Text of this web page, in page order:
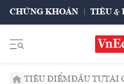
CHỨNG KHOÁN TIÊU &
TIÊU ĐIỂMĐẦU TƯTÀI